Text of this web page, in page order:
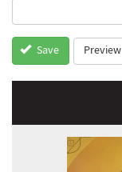
Save Preview